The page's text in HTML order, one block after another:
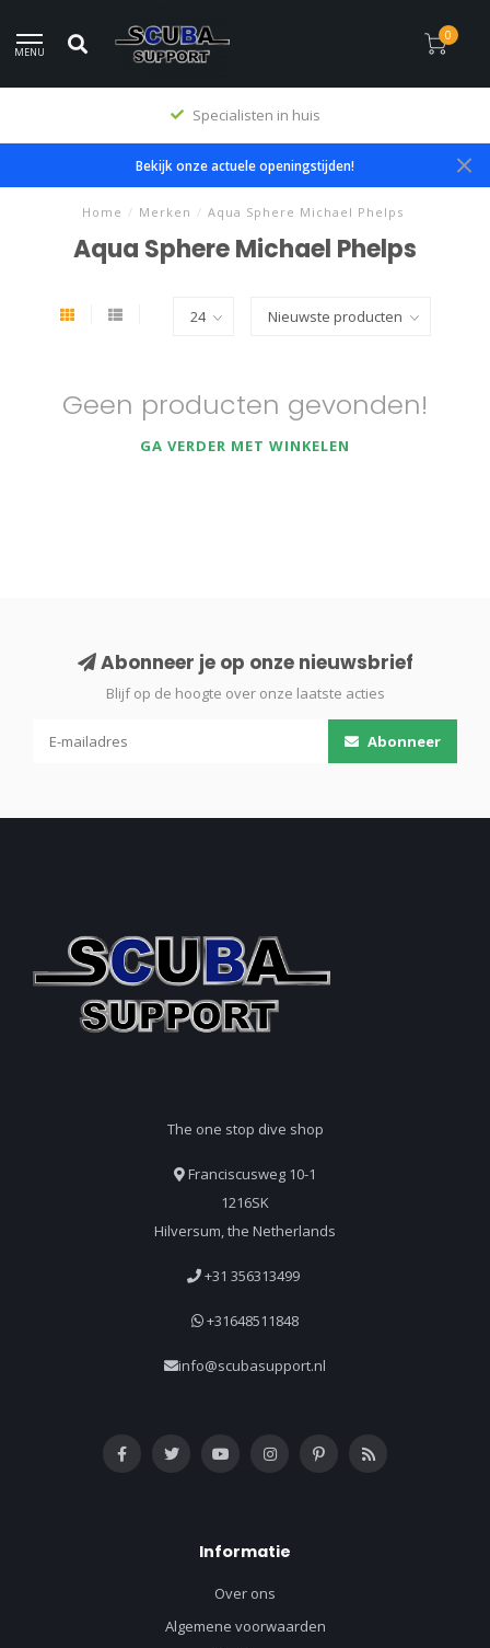
MENU
0
Specialisten in huis
Bekijk onze actuele openingstijden!
Home / Merken / Aqua Sphere Michael Phelps
Aqua Sphere Michael Phelps
Geen producten gevonden!
GA VERDER MET WINKELEN
Abonneer je op onze nieuwsbrief
Blijf op de hoogte over onze laatste acties
Abonneer
The one stop dive shop
Franciscusweg 10-1
1216SK
Hilversum, the Netherlands
+31 356313499
+31648511848
info@scubasupport.nl
Informatie
Over ons
Algemene voorwaarden